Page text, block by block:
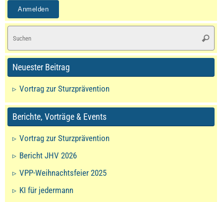
Neuester Beitrag
Vortrag zur Sturzprävention
Berichte, Vorträge & Events
Vortrag zur Sturzprävention
Bericht JHV 2026
VPP-Weihnachtsfeier 2025
KI für jedermann